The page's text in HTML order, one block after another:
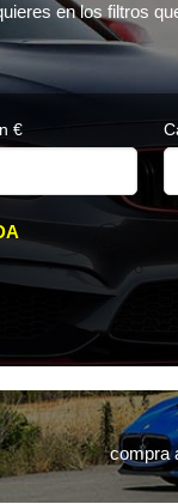
en los filtros
€
compra